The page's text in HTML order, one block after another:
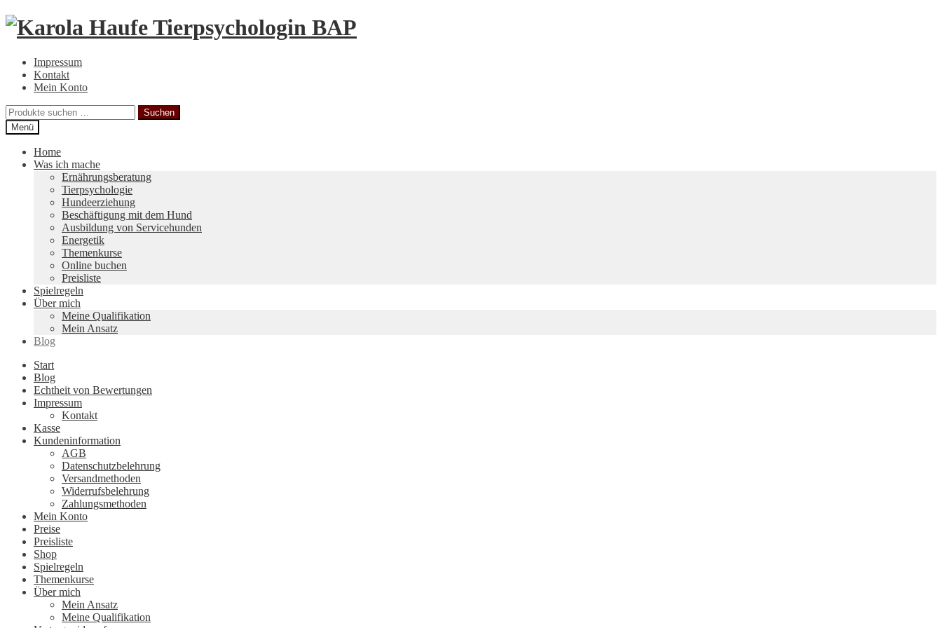
Zur
Navigation
Zum
Inhalt
Impressum
Kontakt
Mein Konto
Suchen
nach:
Suchen
Menü
Home
Was ich mache
Ernährungsberatung
Tierpsychologie
Hundeerziehung
Beschäftigung mit dem Hund
Ausbildung von Servicehunden
Energetik
Themenkurse
Online buchen
Preisliste
Spielregeln
Über mich
Meine Qualifikation
Mein Ansatz
Blog
Start
Blog
Echtheit von Bewertungen
Impressum
Kontakt
Kasse
Kundeninformation
AGB
Datenschutzbelehrung
Versandmethoden
Widerrufsbelehrung
Zahlungsmethoden
Mein Konto
Preise
Preisliste
Shop
Spielregeln
Themenkurse
Über mich
Mein Ansatz
Meine Qualifikation